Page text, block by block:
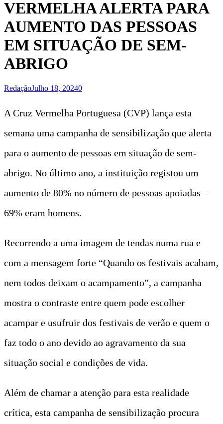
VERMELHA ALERTA PARA
AUMENTO DAS PESSOAS
EM SITUAÇÃO DE SEM-
ABRIGO
RedaçãoJulho 18, 20240
A Cruz Vermelha Portuguesa (CVP) lança esta
semana uma campanha de sensibilização que alerta
para o aumento de pessoas em situação de sem-
abrigo. No último ano, a instituição registou um
aumento de 80% no número de pessoas apoiadas –
69% eram homens.
Recorrendo a uma imagem de tendas numa rua e
com a mensagem forte “Quando os festivais acabam,
nem todos deixam o acampamento”, a campanha
mostra o contraste entre quem pode escolher
acampar e usufruir dos festivais de verão e quem o
faz todo o ano devido ao agravamento da sua
situação social e condições de vida.
Além de chamar a atenção para esta realidade
crítica, esta campanha de sensibilização procura